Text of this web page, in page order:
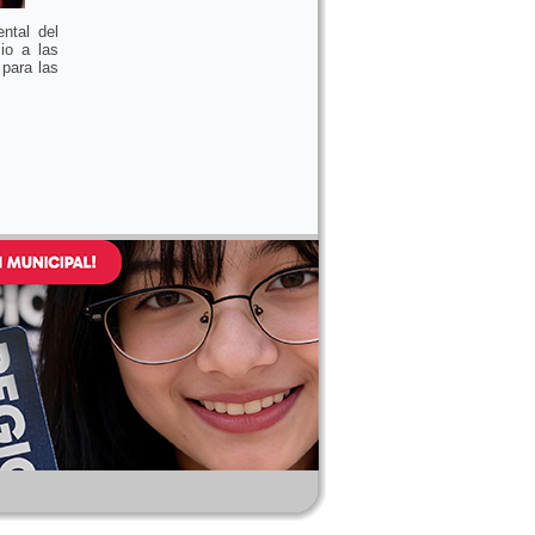
del
a las
las